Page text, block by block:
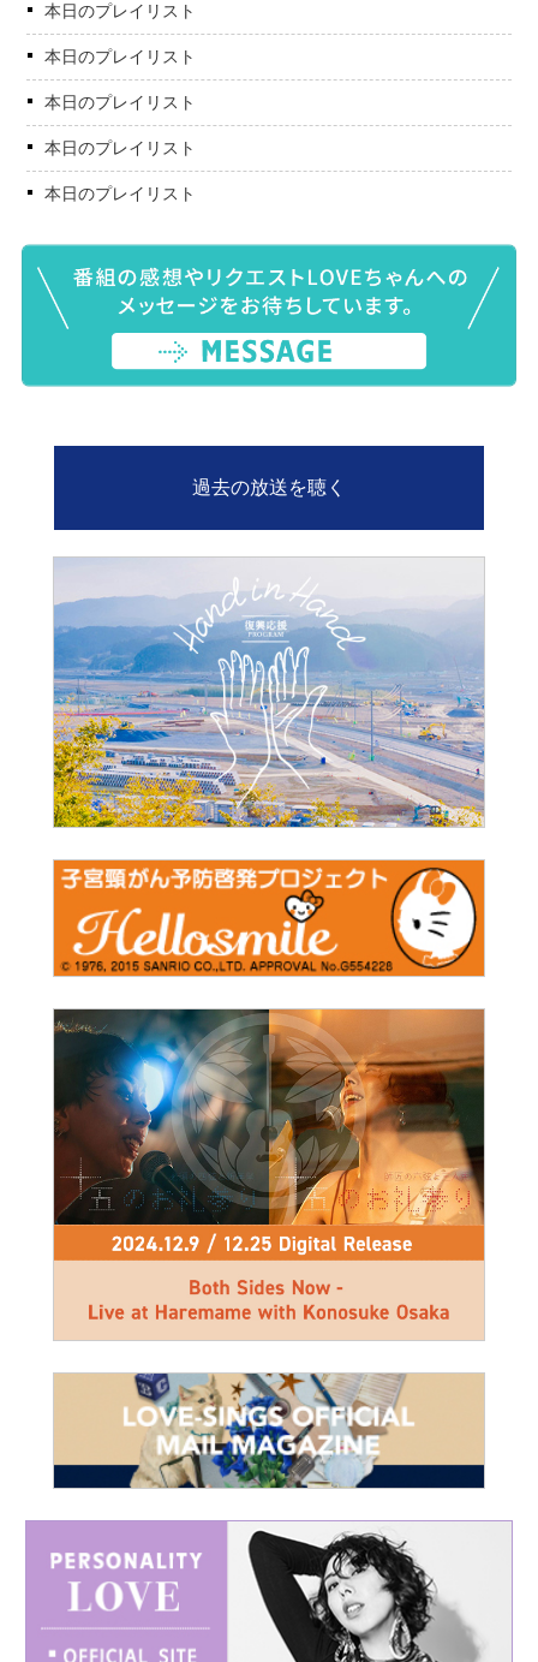
本日のプレイリスト
本日のプレイリスト
本日のプレイリスト
本日のプレイリスト
本日のプレイリスト
過去の放送を聴く